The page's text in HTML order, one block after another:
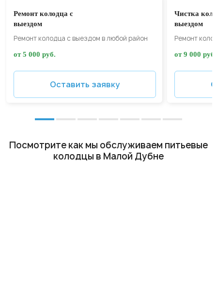
Ремонт колодца с
выездом
Ремонт колодца с выездом в любой район
от 5 000 руб.
Оставить заявку
Чистка
выездом
Ремонт
от 9 000 руб.
Посмотрите как мы обслуживаем питьевые
колодцы в Малой Дубне